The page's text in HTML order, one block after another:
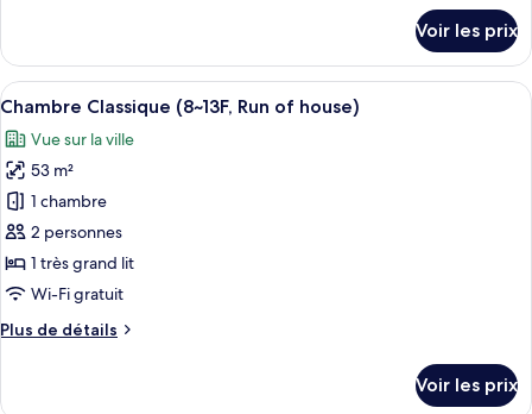
Run
of
house)
le
type
de
Chambre
Classique
(5~7F,
Run
of
house)
Voir les prix
Afficher
toutes
les
photos
pour
ce
type
de
chambre :
Chambre
Une chambre d’hôtel moderne
3
Chambre Classique (8~13F, Run of house)
Vue sur la ville
53 m²
1 chambre
2 personnes
1 très grand lit
Wi-Fi gratuit
Plus de détails
Plus
Voir les prix